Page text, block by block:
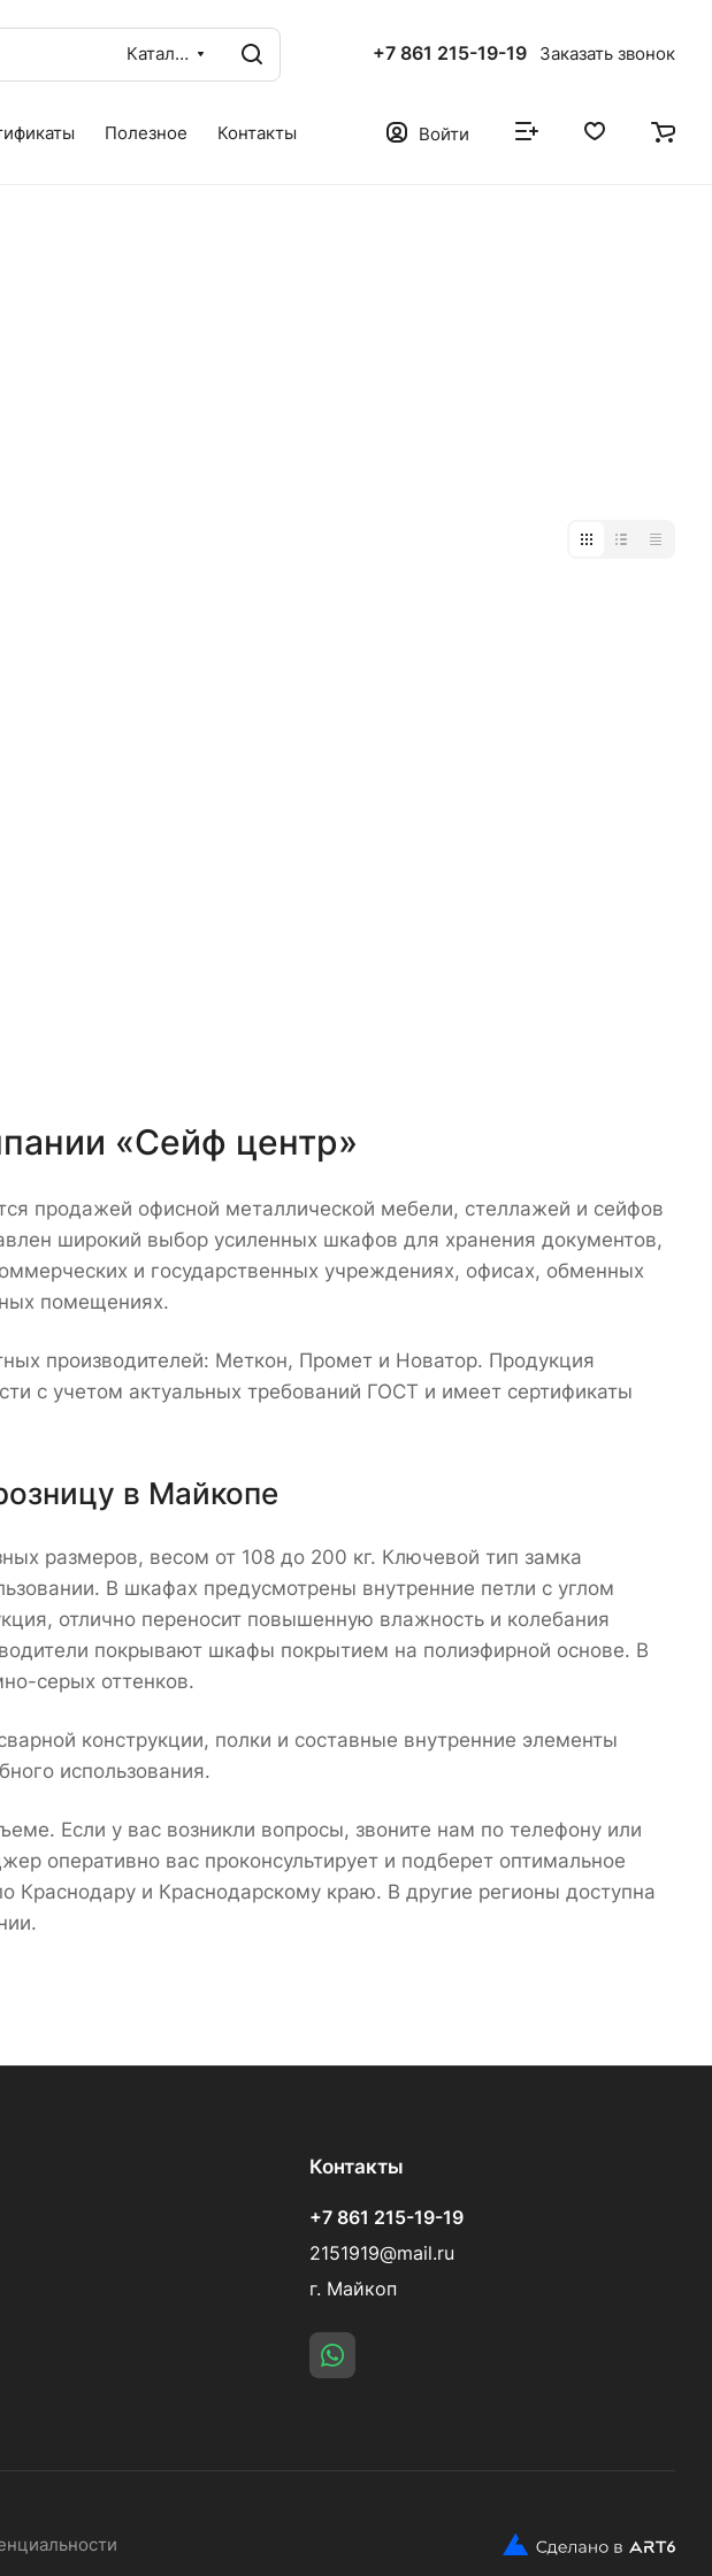
Каталог +7 861 215-19-19 Заказать звонок
Полезное Контакты Войти
«Сейф центр»
продажей офисной металлической мебели, стеллажей и сейфов
широкий выбор усиленных шкафов для хранения документов,
и государственных учреждениях, офисах, обменных
помещениях.
производителей: Меткон, Промет и Новатор. Продукция
с учетом актуальных требований ГОСТ и имеет сертификаты
в Майкопе
размеров, весом от 108 до 200 кг. Ключевой тип замка
В шкафах предусмотрены внутренние петли с углом
отлично переносит повышенную влажность и колебания
покрывают шкафы покрытием на полиэфирной основе. В
серых оттенков.
конструкции, полки и составные внутренние элементы
использования.
Если у вас возникли вопросы, звоните нам по телефону или
оперативно вас проконсультирует и подберет оптимальное
Краснодару и Краснодарскому краю. В другие регионы доступна
Контакты
+7 861 215-19-19
2151919@mail.ru
г. Майкоп